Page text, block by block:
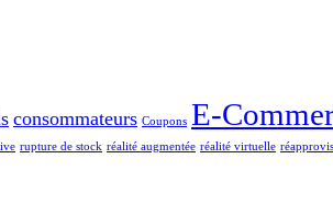
consommateurs Coupons E-
rupture de stock réalité augmentée réalité virtuelle